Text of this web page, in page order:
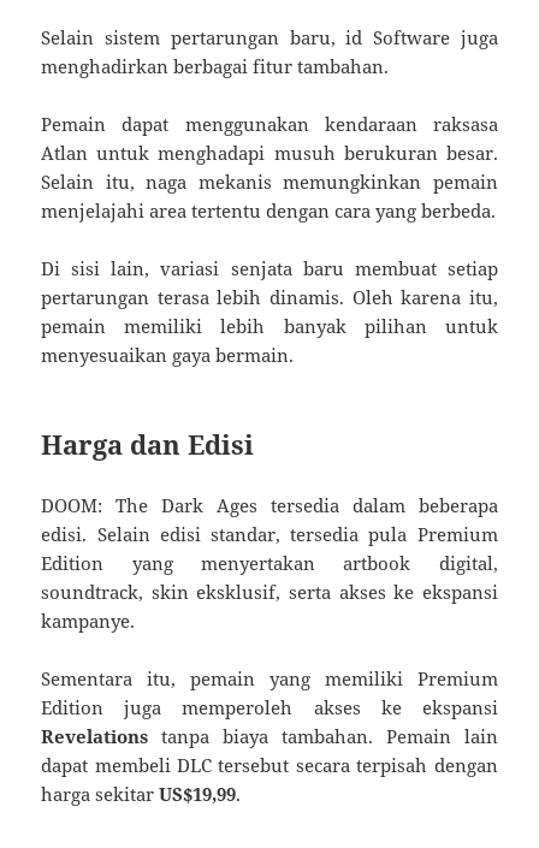
Selain sistem pertarungan baru, id Software juga
menghadirkan berbagai fitur tambahan.
Pemain dapat menggunakan kendaraan raksasa
Atlan untuk menghadapi musuh berukuran besar.
Selain itu, naga mekanis memungkinkan pemain
menjelajahi area tertentu dengan cara yang berbeda.
Di sisi lain, variasi senjata baru membuat setiap
pertarungan terasa lebih dinamis. Oleh karena itu,
pemain memiliki lebih banyak pilihan untuk
menyesuaikan gaya bermain.
Harga dan Edisi
DOOM: The Dark Ages tersedia dalam beberapa
edisi. Selain edisi standar, tersedia pula Premium
Edition yang menyertakan artbook digital,
soundtrack, skin eksklusif, serta akses ke ekspansi
kampanye.
Sementara itu, pemain yang memiliki Premium
Edition juga memperoleh akses ke ekspansi
Revelations tanpa biaya tambahan. Pemain lain
dapat membeli DLC tersebut secara terpisah dengan
harga sekitarUS$19,99.